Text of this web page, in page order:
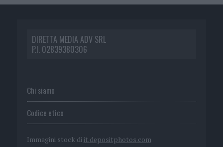
DIRETTA MEDIA ADV SRL
P.I. 02839380306
Chi siamo
Codice etico
Immagini stock di it.depositphotos.com